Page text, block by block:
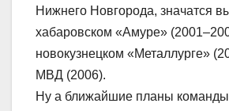
Нижнего Новгорода, значатся
хабаровском «Амуре»
новокузнецком «Металлурге»
МВД (2006).
Ну а ближайшие планы